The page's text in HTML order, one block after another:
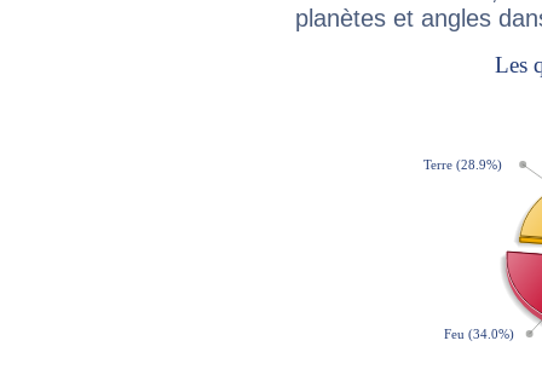
planètes et angles